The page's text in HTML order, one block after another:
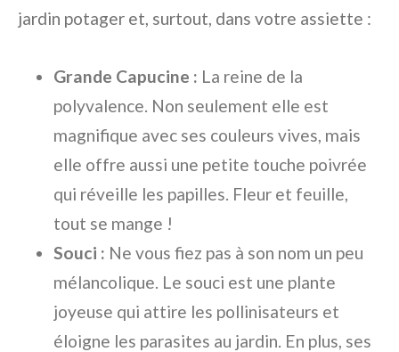
jardin potager et, surtout, dans votre assiette :
Grande Capucine : La reine de la
polyvalence. Non seulement elle est
magnifique avec ses couleurs vives, mais
elle offre aussi une petite touche poivrée
qui réveille les papilles. Fleur et feuille,
tout se mange !
Souci : Ne vous fiez pas à son nom un peu
mélancolique. Le souci est une plante
joyeuse qui attire les pollinisateurs et
éloigne les parasites au jardin. En plus, ses